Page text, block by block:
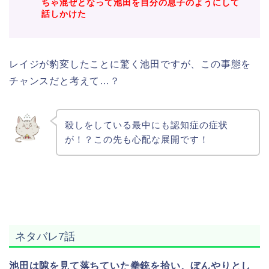
ちゃ混ぜとなって池田を自分の息子のようにして
話しかけた
レイジが豹変したことに驚く池田ですが、この事態を
チャンスだと考えて…？
殺しをしている最中にも認知症の症状
が！？この先も心配な展開です！
ネタバレ7話
池田は隙を見て落ちていた拳銃を拾い、ぼんやりとし